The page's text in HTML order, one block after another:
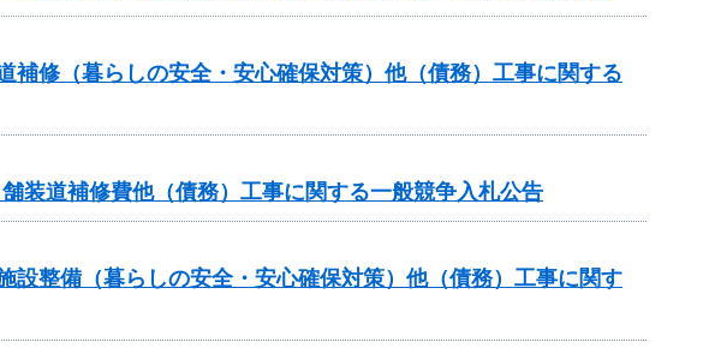
修（暮らしの安全・安心確保対策）他（債務）工事に関する
道補修費他（債務）工事に関する一般競争入札公告
整備（暮らしの安全・安心確保対策）他（債務）工事に関す